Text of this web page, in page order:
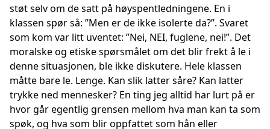
støt selv om de satt på høyspentledningene. En i
klassen spør så: ”Men er de ikke isolerte da?”. Svaret
som kom var litt uventet: ”Nei, NEI, fuglene, nei!”. Det
moralske og etiske spørsmålet om det blir frekt å le i
denne situasjonen, ble ikke diskutere. Hele klassen
måtte bare le. Lenge. Kan slik latter såre? Kan latter
trykke ned mennesker? En ting jeg alltid har lurt på er
hvor går egentlig grensen mellom hva man kan ta som
spøk, og hva som blir oppfattet som hån eller